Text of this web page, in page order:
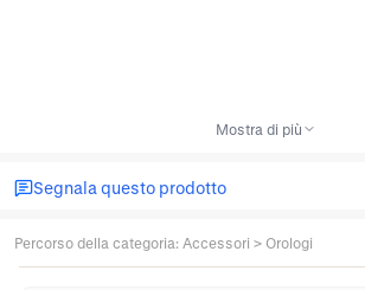
Mostra di più
Segnala questo prodotto
Percorso della categoria: Accessori > Orologi